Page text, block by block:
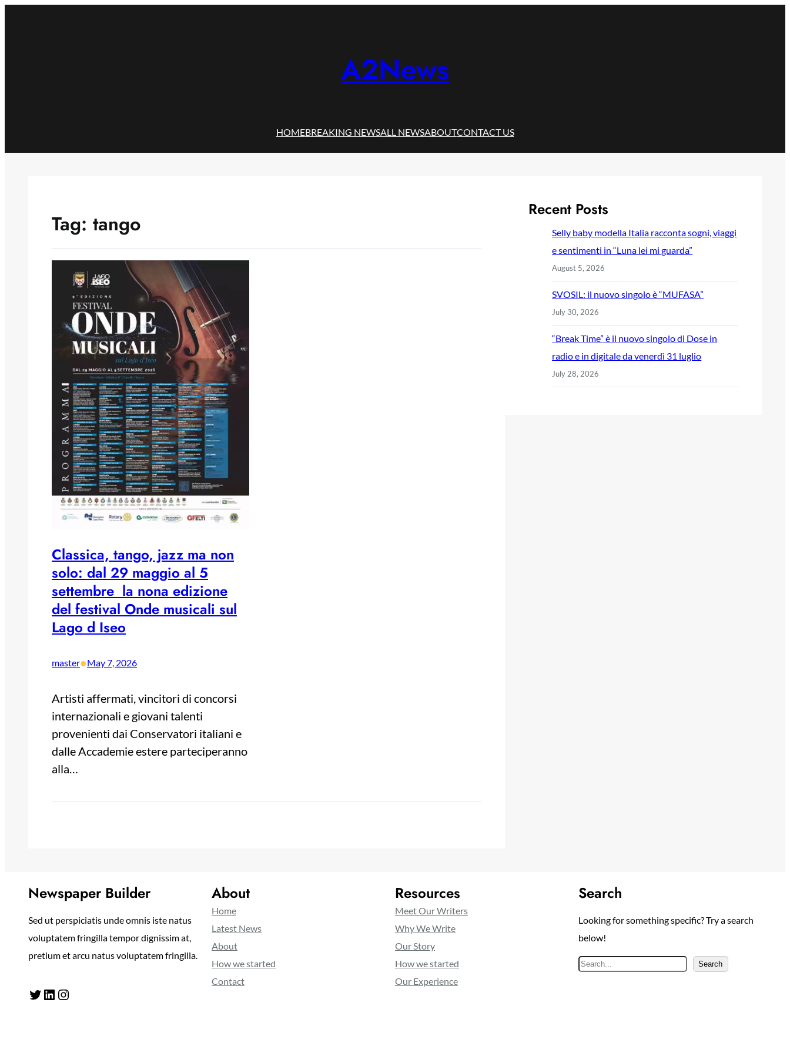
A2News
HOMEBREAKING NEWSALL NEWSABOUTCONTACT US
Tag: tango
Classica, tango, jazz ma non
solo: dal 29 maggio al 5
settembre la nona edizione
del festival Onde musicali sul
Lago d Iseo
master•May 7, 2026
Artisti affermati, vincitori di concorsi
internazionali e giovani talenti
provenienti dai Conservatori italiani e
dalle Accademie estere parteciperanno
alla…
Recent Posts
Selly baby modella Italia racconta sogni, viaggi
e sentimenti in “Luna lei mi guarda”
August 5, 2026
SVOSIL: il nuovo singolo è “MUFASA”
July 30, 2026
“Break Time” è il nuovo singolo di Dose in
radio e in digitale da venerdì 31 luglio
July 28, 2026
Newspaper Builder
Sed ut perspiciatis unde omnis iste natus
voluptatem fringilla tempor dignissim at,
pretium et arcu natus voluptatem fringilla.
Twitter LinkedIn Instagram
About
Home
Latest News
About
How we started
Contact
Resources
Meet Our Writers
Why We Write
Our Story
How we started
Our Experience
Search
Looking for something specific? Try a search
below!
S
Search